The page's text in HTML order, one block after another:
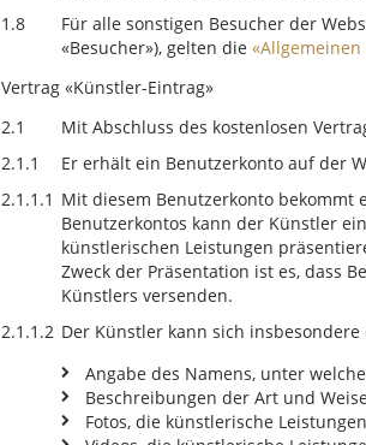
1.8
Für alle sonstigen Besucher der
«Besucher»), gelten die
Vertrag «Künstler-Eintrag»
2.1
Mit Abschluss des kostenlosen
2.1.1
Er erhält ein Benutzerkonto auf der
2.1.1.1 Mit diesem Benutzerkonto bekommt
Benutzerkontos kann der Künstler
künstlerischen Leistungen
Zweck der Präsentation ist es, dass
Künstlers versenden.
2.1.1.2 Der Künstler kann sich
Angabe des Namens, unter
Beschreibungen der Art und
Fotos, die künstlerische